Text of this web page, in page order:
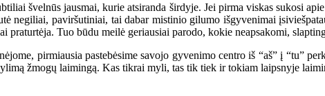
švelnūs jausmai, kurie atsiranda širdyje. Jei pirma viskas sukosi
negiliai, paviršutiniai, tai dabar mistinio gilumo išgyvenimai
praturtėja. Tuo būdu meilė geriausiai parodo, kokie neapsakomi,
pirmiausia pastebėsime savojo gyvenimo centro iš “aš” į “tu”
žmogų laimingą. Kas tikrai myli, tas tik tiek ir tokiam laipsnyje